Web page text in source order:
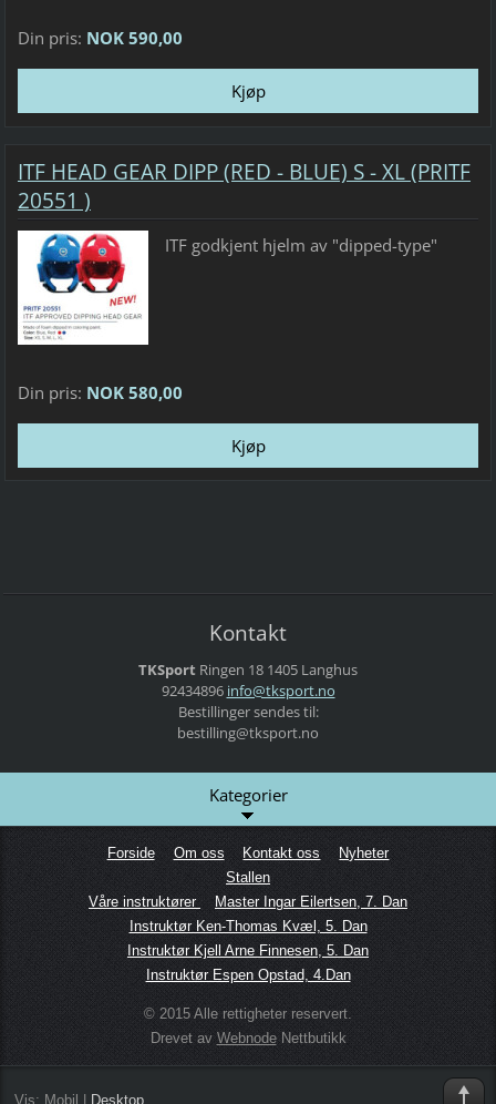
Din pris: NOK 590,00
ITF HEAD GEAR DIPP (RED - BLUE) S - XL (PRITF
20551 )
ITF godkjent hjelm av "dipped-type"
Din pris: NOK 580,00
Kontakt
TKSport Ringen 18 1405 Langhus
92434896 info@tksport.no
Bestillinger sendes til:
bestilling@tksport.no
Kategorier
Forside Om oss Kontakt oss
Nyheter
Stallen
Våre instruktører
Master Ingar Eilertsen, 7. Dan
Instruktør Ken-Thomas Kvæl, 5. Dan
Instruktør Kjell Arne Finnesen, 5. Dan
Instruktør Espen Opstad, 4.Dan
© 2015 Alle rettigheter reservert.
Drevet avWebnodeNettbutikk
Vis: Mobil | Desktop